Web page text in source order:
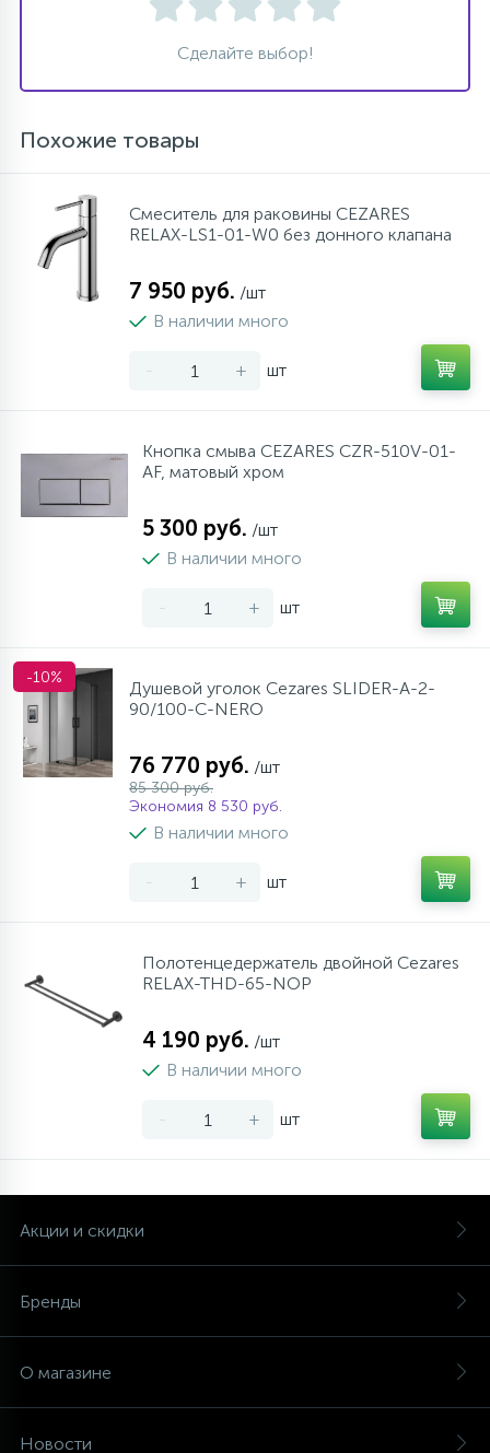
Сделайте выбор!
Похожие товары
Cмеситель для раковины CEZARES
RELAX-LS1-01-W0 без донного клапана
7 950 руб. /шт
В наличии много
- + шт
Кнопка смыва CEZARES CZR-510V-01-
AF, матовый хром
5 300 руб. /шт
В наличии много
- + шт
-10%
Душевой уголок Cezares SLIDER-A-2-
90/100-C-NERO
76 770 руб. /шт
85 300 руб.
Экономия 8 530 руб.
В наличии много
- + шт
Полотенцедержатель двойной Cezares
RELAX-THD-65-NOP
4 190 руб. /шт
В наличии много
- + шт
Акции и скидки
Бренды
О магазине
Новости